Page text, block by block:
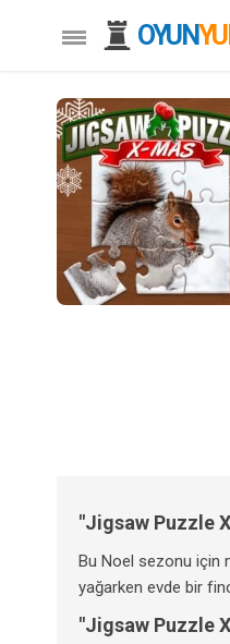
OYUN
"Jigsaw Puzzle
Bu Noel sezonu için
yağarken evde bir
"Jigsaw Puzzle